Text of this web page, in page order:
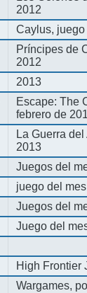
2012
Caylus,
Príncipes de
2012
2013
Escape: The
febrero de
La Guerra
2013
Juegos del
juego del
Juegos del
Juego del
High Frontier
Wargames,